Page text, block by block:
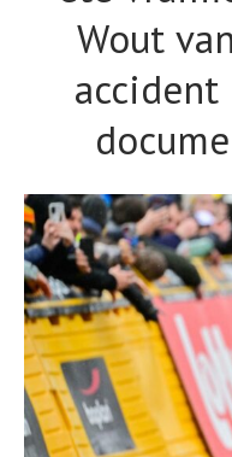
Wout